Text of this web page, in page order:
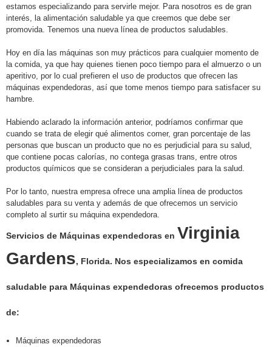
estamos especializando para servirle mejor. Para nosotros es de gran
interés, la alimentación saludable ya que creemos que debe ser
promovida. Tenemos una nueva línea de productos saludables.
Hoy en día las máquinas son muy prácticos para cualquier momento de
la comida, ya que hay quienes tienen poco tiempo para el almuerzo o un
aperitivo, por lo cual prefieren el uso de productos que ofrecen las
máquinas expendedoras, así que tome menos tiempo para satisfacer su
hambre.
Habiendo aclarado la información anterior, podríamos confirmar que
cuando se trata de elegir qué alimentos comer, gran porcentaje de las
personas que buscan un producto que no es perjudicial para su salud,
que contiene pocas calorías, no contega grasas trans, entre otros
productos químicos que se consideran a perjudiciales para la salud.
Por lo tanto, nuestra empresa ofrece una amplia línea de productos
saludables para su venta y además de que ofrecemos un servicio
completo al surtir su máquina expendedora.
Servicios de Máquinas expendedoras en Virginia
Gardens, Florida. Nos especializamos en comida
saludable para Máquinas expendedoras ofrecemos productos
de:
Máquinas expendedoras